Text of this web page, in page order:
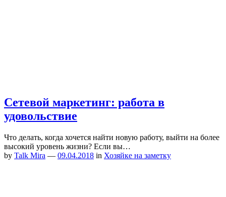
Сетевой маркетинг: работа в
удовольствие
Что делать, когда хочется найти новую работу, выйти на более
высокий уровень жизни? Если вы…
by Talk Mira — 09.04.2018 in Хозяйке на заметку